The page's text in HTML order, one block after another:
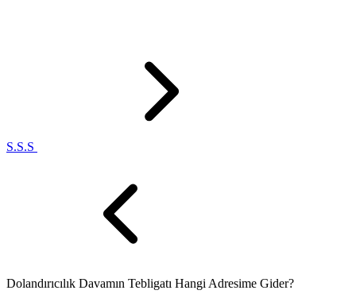
S.S.S
Dolandırıcılık Davamın Tebligatı Hangi Adresime Gider?